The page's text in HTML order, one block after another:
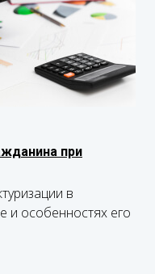
при
в
и особенностях его